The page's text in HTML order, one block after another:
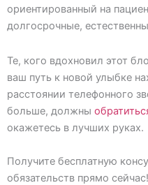
ориентированный на
долгосрочные,
Те, кого вдохновил этот
ваш путь к новой улыбке
расстоянии телефонного
больше, должны
окажетесь в лучших руках.
Получите бесплатную
обязательств прямо сейчас!